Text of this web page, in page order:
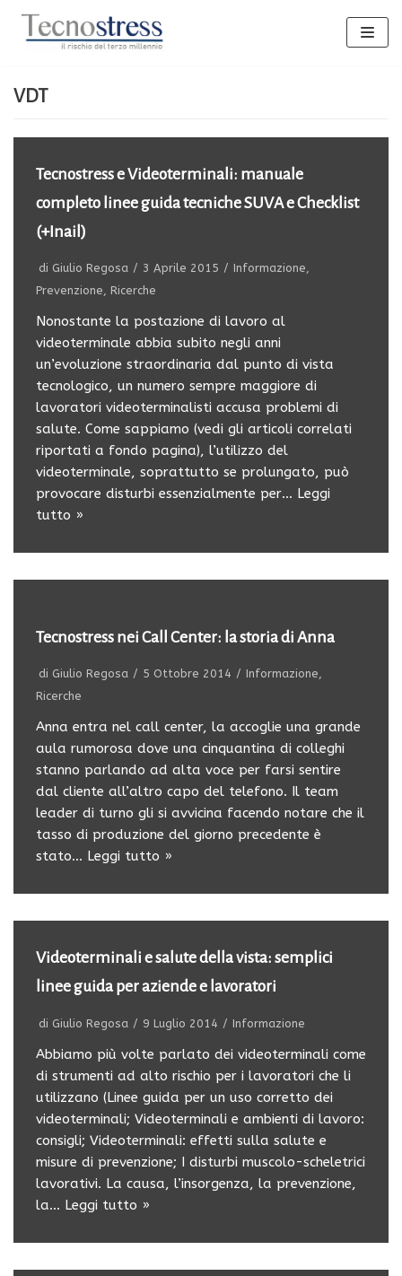
contenuto
VDT
Tecnostress e Videoterminali: manuale
completo linee guida tecniche SUVA e Checklist
(+Inail)
di Giulio Regosa 3 Aprile 2015 Informazione,
Prevenzione, Ricerche
Nonostante la postazione di lavoro al
videoterminale abbia subito negli anni
un’evoluzione straordinaria dal punto di vista
tecnologico, un numero sempre maggiore di
lavoratori videoterminalisti accusa problemi di
salute. Come sappiamo (vedi gli articoli correlati
riportati a fondo pagina), l’utilizzo del
videoterminale, soprattutto se prolungato, può
provocare disturbi essenzialmente per… Leggi
tutto »
Tecnostress nei Call Center: la storia di Anna
di Giulio Regosa 5 Ottobre 2014 Informazione,
Ricerche
Anna entra nel call center, la accoglie una grande
aula rumorosa dove una cinquantina di colleghi
stanno parlando ad alta voce per farsi sentire
dal cliente all’altro capo del telefono. Il team
leader di turno gli si avvicina facendo notare che il
tasso di produzione del giorno precedente è
stato… Leggi tutto »
Videoterminali e salute della vista: semplici
linee guida per aziende e lavoratori
di Giulio Regosa 9 Luglio 2014 Informazione
Abbiamo più volte parlato dei videoterminali come
di strumenti ad alto rischio per i lavoratori che li
utilizzano (Linee guida per un uso corretto dei
videoterminali; Videoterminali e ambienti di lavoro:
consigli; Videoterminali: effetti sulla salute e
misure di prevenzione; I disturbi muscolo-scheletrici
lavorativi. La causa, l’insorgenza, la prevenzione,
la… Leggi tutto »